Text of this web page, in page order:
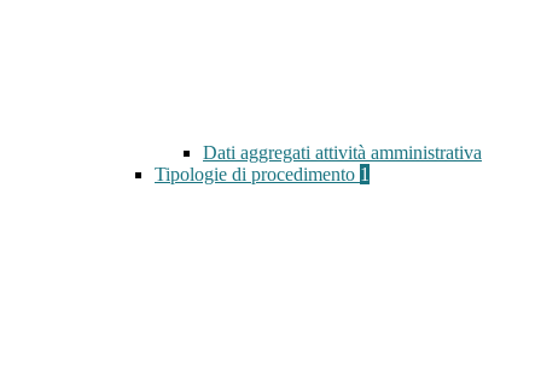
Dati aggregati attività amministrativa
Tipologie di procedimento 1